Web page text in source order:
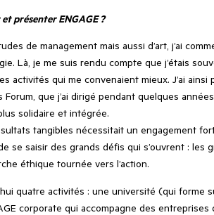
présenter ENGAGE ?
de management mais aussi d’art, j’ai
Là, je me suis rendu compte que j’étais
activités qui me convenaient mieux. J’ai
Forum, que j’ai dirigé pendant quelques
solidaire et intégrée.
tangibles nécessitait un engagement
se saisir des grands défis qui s’ouvrent : les
éthique tournée vers l’action.
quatre activités : une université (qui
corporate qui accompagne des